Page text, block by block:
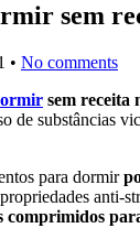
sem
• No comments
sem receita
de substâncias
para dormir
anti-
comprimidos